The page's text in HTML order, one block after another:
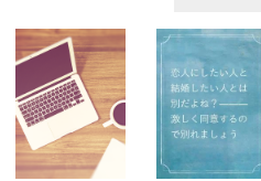
作品を
た上、同居まで提案してきて──
鷹哉『宜しくな、俺の雛子』🦅
雛子『俺の……ひぃ、雛子？！！
シゴデキで冷徹な上司が見せる
て……🐥💓🦅